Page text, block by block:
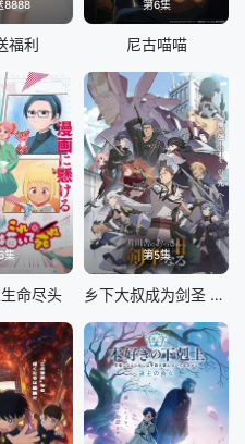
8888
福利
第6集
尼古喵喵
集
命尽头
第5集
乡下大叔成为剑圣 第二季